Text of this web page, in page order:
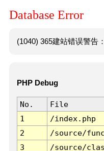
Database Error
(1040) 365建站错误警告
PHP Debug
No. File
1
/index.php
2
/source/
3
/source/